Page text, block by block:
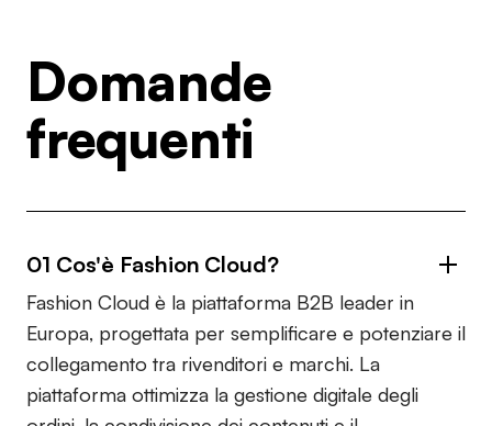
Domande
frequenti
01 Cos'è Fashion Cloud?
Fashion Cloud è la piattaforma B2B leader in
Europa, progettata per semplificare e potenziare il
collegamento tra rivenditori e marchi. La
piattaforma ottimizza la gestione digitale degli